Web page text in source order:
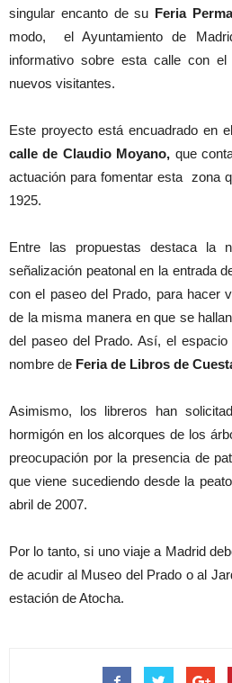
singular encanto de su Feria
modo, el Ayuntamiento de
informativo sobre esta calle con
nuevos visitantes.
Este proyecto está encuadrado en el
calle de Claudio Moyano, que
actuación para fomentar esta zona
1925.
Entre las propuestas destaca la
señalización peatonal en la entrada
con el paseo del Prado, para hacer
de la misma manera en que se
del paseo del Prado. Así, el
nombre de Feria de Libros de
Asimismo, los libreros han
hormigón en los alcorques de los
preocupación por la presencia de
que viene sucediendo desde la
abril de 2007.
Por lo tanto, si uno viaje a Madrid
de acudir al Museo del Prado o al
estación de Atocha.